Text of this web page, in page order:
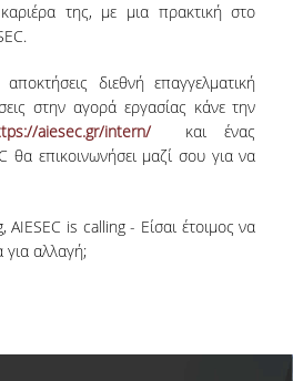
ΣΥΝΕΔΡΙΩΝ
ΔΥΝΑΜΙΚΟ
ΕΠΙΣΤΗΜΟΝΕΣ
της, με μια πρακτική στο
.
διεθνή επαγγελματική
στην αγορά εργασίας κάνε την
aiesec.gr/intern/
και ένας
θα επικοινωνήσει μαζί σου για να
AIESEC is calling - Είσαι έτοιμος να
για αλλαγή;